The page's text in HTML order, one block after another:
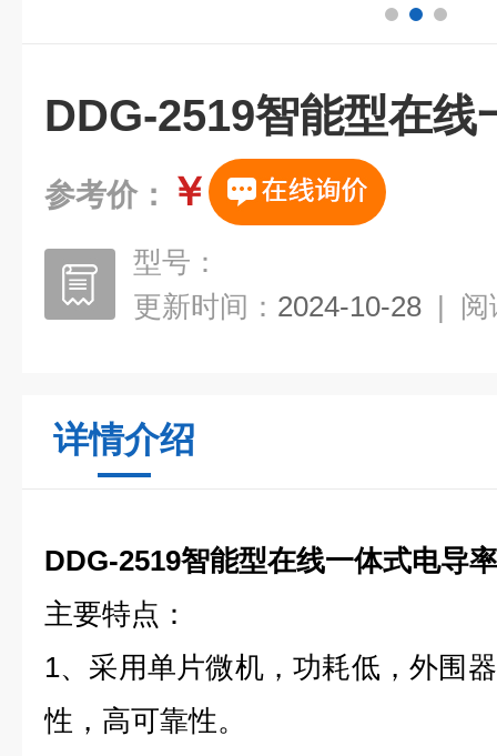
DDG-2519智能型在线
参考价： ￥
型号：
更新时间： 2024-10-28 | 阅
详情介绍
DDG-2519智能型在线一体式电导
主要特点：
1、采用单片微机，功耗低，外围
性，高可靠性。